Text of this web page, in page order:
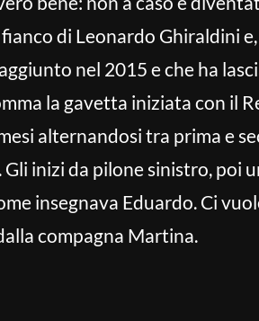
di Leonardo Ghiraldini
nel 2015 e che ha
la gavetta iniziata con il
alternandosi tra prima e
inizi da pilone sinistro, poi
insegnava Eduardo. Ci
compagna Martina.